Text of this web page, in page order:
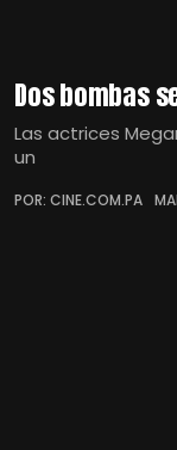
Dos bombas
Las actrices
un
POR: CINE.COM.PA